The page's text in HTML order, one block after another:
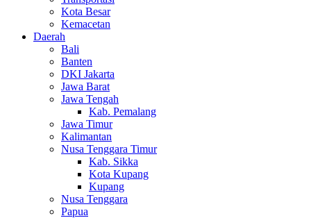
Kota Besar
Kemacetan
Daerah
Bali
Banten
DKI Jakarta
Jawa Barat
Jawa Tengah
Kab. Pemalang
Jawa Timur
Kalimantan
Nusa Tenggara Timur
Kab. Sikka
Kota Kupang
Kupang
Nusa Tenggara
Papua